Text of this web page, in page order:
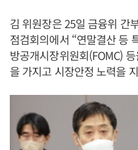
김 위원장은 25일 금융위 간
점검회의에서 “연말결산 등
방공개시장위원회(FOMC)
을 가지고 시장안정 노력을